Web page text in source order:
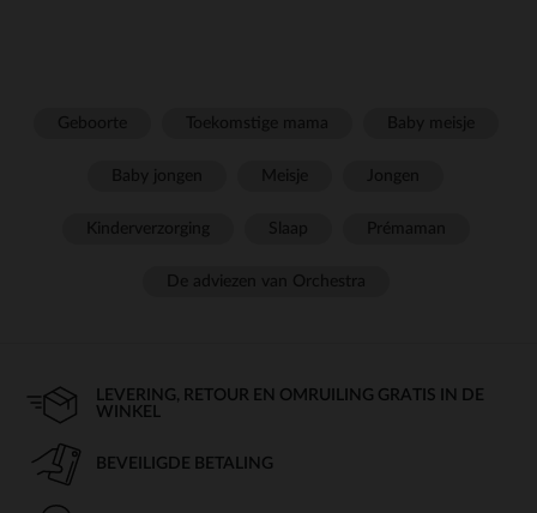
LEVERING, RETOUR EN OMRUILING GRATIS IN DE
WINKEL
BEVEILIGDE BETALING